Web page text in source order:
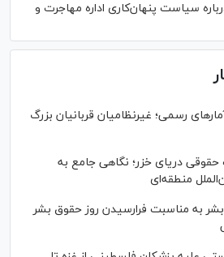
سیاست پنهان‌کاری اداره مهاجرت و
رسمی؛ غیرنظامیان قربانیان بزرگ
دریای خزر؛ نگاهی جامع به
منطقه‌ای
به مناسبت فرارسیدن روز حقوق بشر